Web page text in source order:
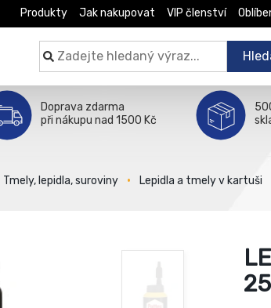
Produkty Jak nakupovat VIP členství
Doprava zdarma
při nákupu nad 1500 Kč
Tmely, lepidla, suroviny Lepidla a tmely v kartuši